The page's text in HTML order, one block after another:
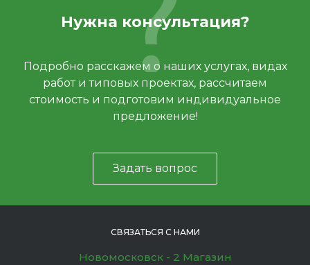
Нужна консультация?
Подробно расскажем о наших услугах, видах
работ и типовых проектах, рассчитаем
стоимость и подготовим индивидуальное
предложение!
Задать вопрос
СВЯЗАТЬСЯ С НАМИ
Новомосковск - 2 Магазин